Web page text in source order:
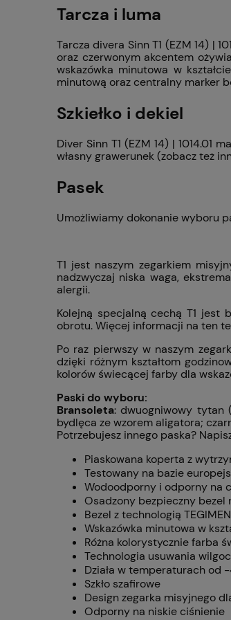
Tarcza i luma
Tarcza divera Sinn T1 (EZM 14) |
oraz czerwonym akcentem
wskazówka minutowa w
minutową oraz centralny marker
Szkiełko i dekiel
Diver Sinn T1 (EZM 14) |
własny grawerunek (zobacz też
Pasek
Umożliwiamy dokonanie wyboru
T1 jest naszym zegarkiem
nadzwyczaj niska waga,
alergii.
Kolejną specjalną cechą T1 jest
obrotu. Więcej informacji na ten
Po raz pierwszy w naszym
dzięki różnym kształtom
kolorów świecącej farby dla
Paski do wyboru:
Bransoleta: dwuogniwowy tytan
bydlęca ze wzorem aligatora;
Potrzebujesz innego paska?
Piaskowana koperta z
Testowany na bazie
Wodoodporny i odporny na
Osadzony bezpieczny bezel
Bezel z technologią
Wskazówka minutowa w
Różna kolorystycznie farba
Technologia usuwania
Działa w temperaturach od
Szkło szafirowe
Design zegarka misyjnego
Odporny na niskie ciśnienie